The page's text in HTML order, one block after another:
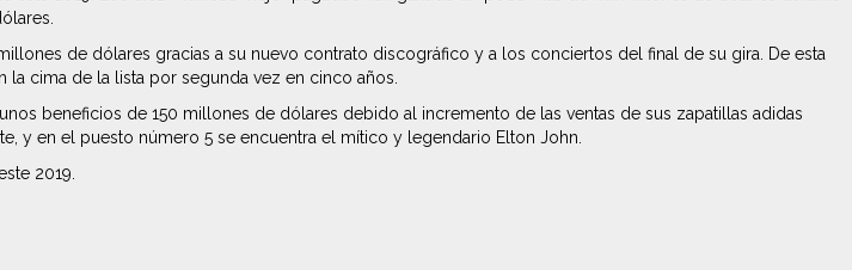
de dólares gracias a su nuevo contrato discográfico y a los conciertos del final de su gira. De esta
cima de la lista por segunda vez en cinco años.
beneficios de 150 millones de dólares debido al incremento de las ventas de sus zapatillas adidas
y en el puesto número 5 se encuentra el mítico y legendario Elton John.
2019.